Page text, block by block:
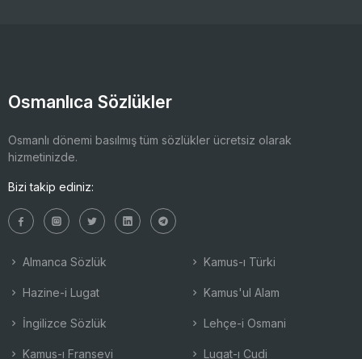
Osmanlıca Sözlükler
Osmanlı dönemi basılmış tüm sözlükler ücretsiz olarak
hizmetinizde.
Bizi takip ediniz:
Almanca Sözlük
Hazine-i Lugat
İngilizce Sözlük
Kamus-ı Fransevi
Kamus-ı Türki
Kamus'ul Alam
Lehçe-i Osmani
Lugat-ı Cudi